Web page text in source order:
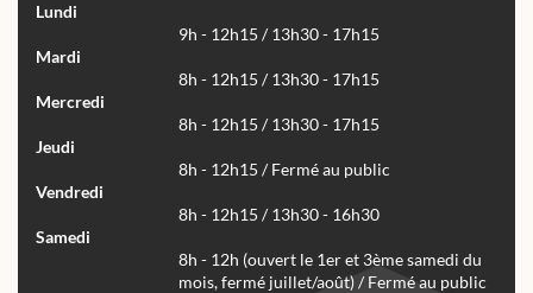
Lundi
9h - 12h15 / 13h30 - 17h15
Mardi
8h - 12h15 / 13h30 - 17h15
Mercredi
8h - 12h15 / 13h30 - 17h15
Jeudi
8h - 12h15 / Fermé au public
Vendredi
8h - 12h15 / 13h30 - 16h30
Samedi
8h - 12h (ouvert le 1er et 3ème samedi du
mois, fermé juillet/août) / Fermé au public